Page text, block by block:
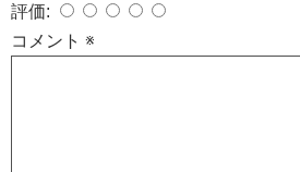
コメント ※
評価: